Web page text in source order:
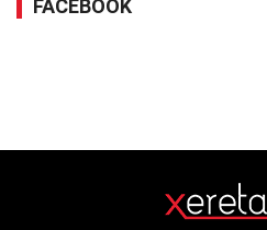
FACEBOOK